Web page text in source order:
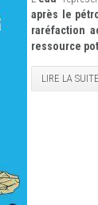
après le
raréfaction
ressource
LIRE LA SUITE